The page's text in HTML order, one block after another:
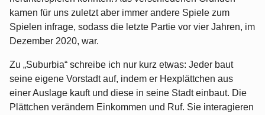
kamen für uns zuletzt aber immer andere Spiele zum
Spielen infrage, sodass die letzte Partie vor vier Jahren, im
Dezember 2020, war.
Zu „Suburbia“ schreibe ich nur kurz etwas: Jeder baut
seine eigene Vorstadt auf, indem er Hexplättchen aus
einer Auslage kauft und diese in seine Stadt einbaut. Die
Plättchen verändern Einkommen und Ruf. Sie interagieren